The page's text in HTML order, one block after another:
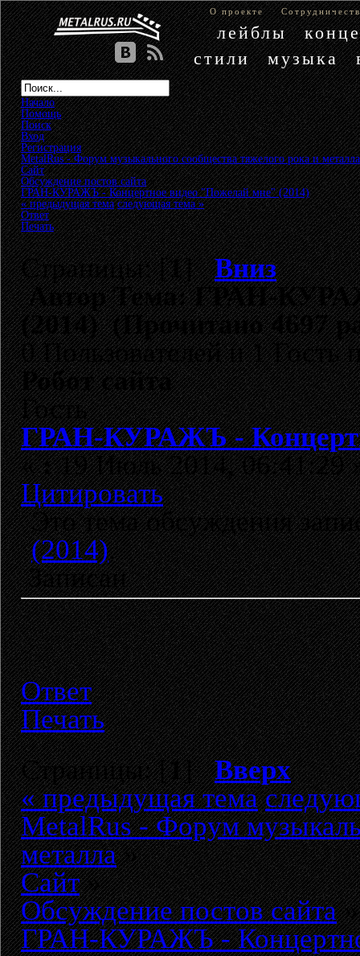
О проекте
лейблы
стили
музыка
Начало
Помощь
Поиск
Вход
Регистрация
MetalRus - Форум музыкального сообщества тяжелого рока и металла
Сайт»
Обсуждение постов сайта»
ГРАН-КУРАЖЪ - Концертное видео "Пожелай мне" (2014)
« предыдущая тема следующая тема »
Ответ
Печать
Страницы: [1]Вниз
АвторТема: ГРАН-
(2014) (Прочитано 4697
0 Пользователей и 1 Гость
Робот сайта
Гость
ГРАН-КУРАЖЪ -
«:19 Июль 2014, 06:41:29
Цитировать
Это тема обсуждения
(2014).
Записан
Ответ
Печать
Страницы: [1]Вверх
« предыдущая тема
MetalRus - Форум
металла»
Сайт»
Обсуждение постов сайта»
ГРАН-КУРАЖЪ -